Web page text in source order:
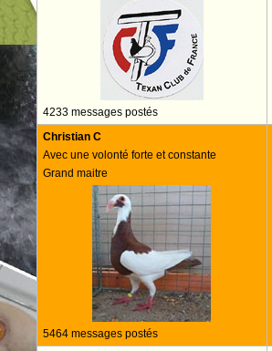
4233 messages postés
Christian C
Avec une volonté forte et constante
Grand maitre
5464 messages postés